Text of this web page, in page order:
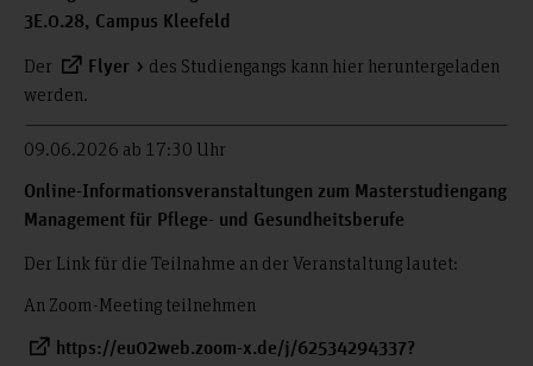
3E.0.28, Campus Kleefeld
Der Flyer
des Studiengangs kann hier heruntergeladen
werden.
09.06.2026 ab 17:30 Uhr
Online-Informationsveranstaltungen zum Masterstudiengang
Management für Pflege- und Gesundheitsberufe
Der Link für die Teilnahme an der Veranstaltung lautet:
An Zoom-Meeting teilnehmen
https://eu02web.zoom-x.de/j/62534294337?